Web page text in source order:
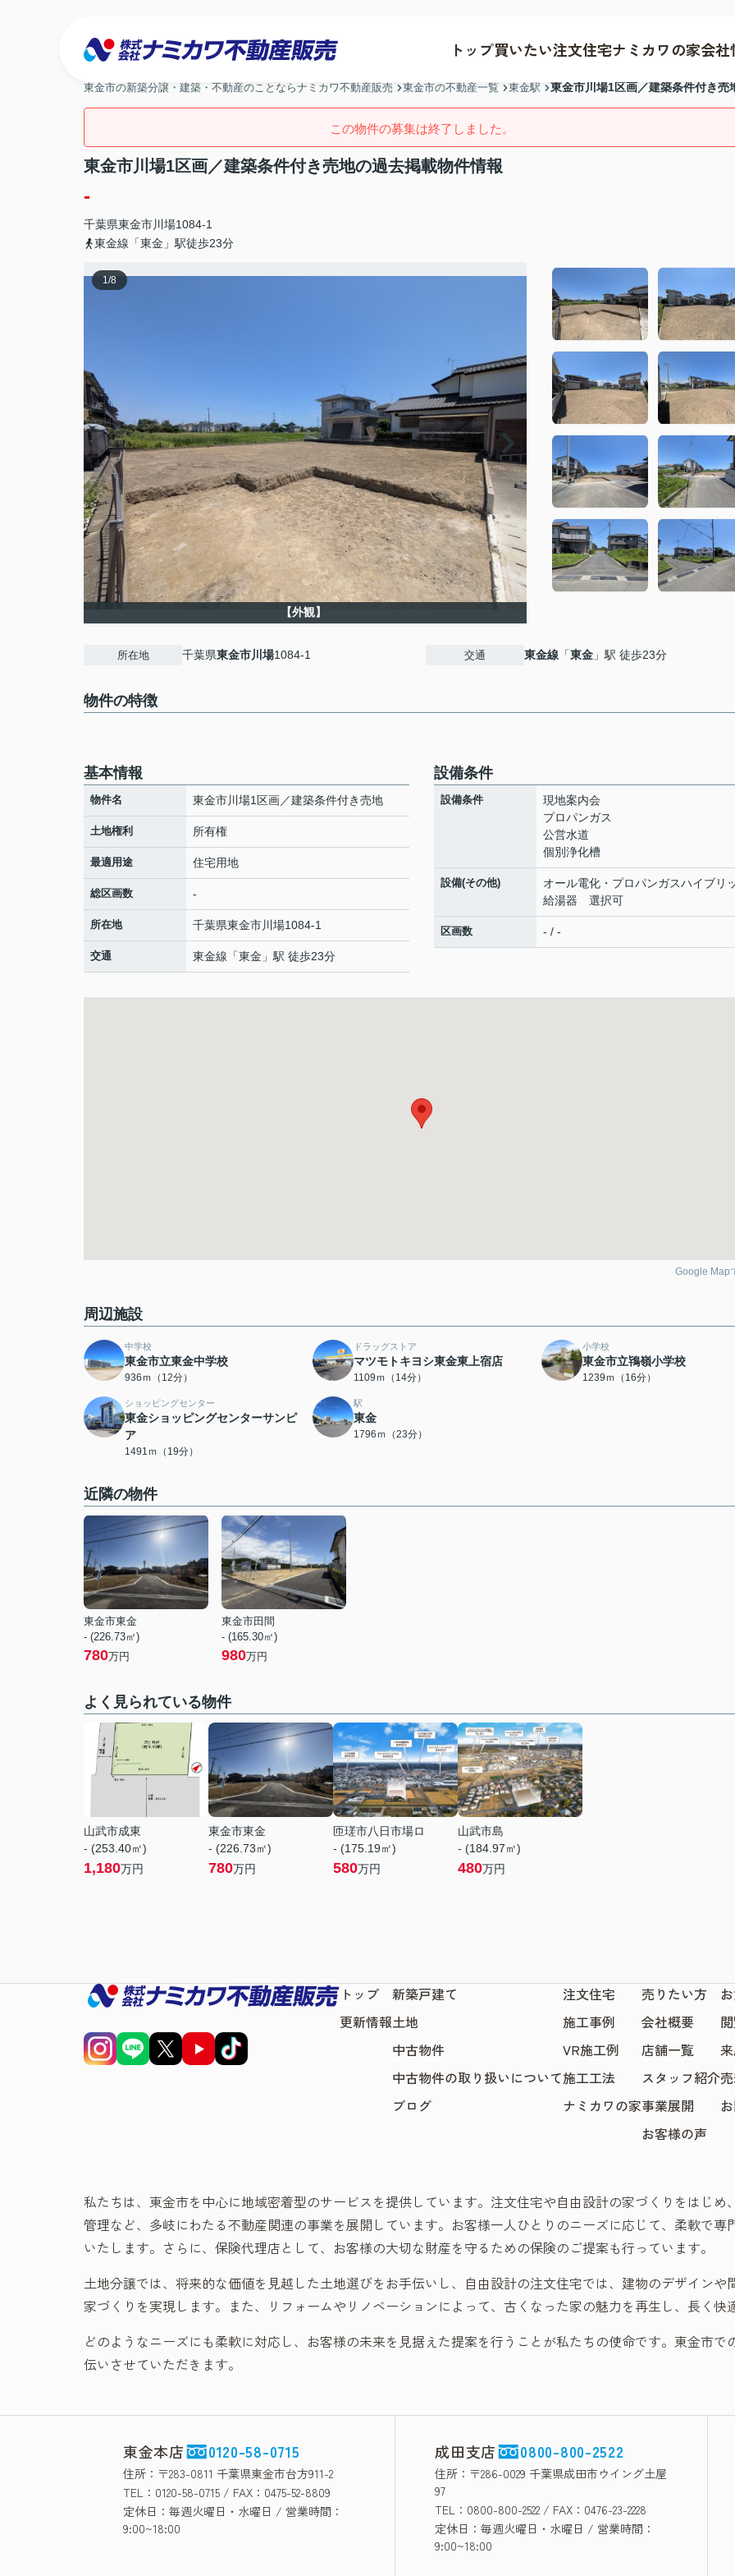
トップ買いたい注文住宅ナミカワの家会社
東金市の新築分譲・建築・不動産のことならナミカワ不動産販売 東金市の不動産一覧 東金駅 東金市川場1区画／建築条件付き売
この物件の募集は終了しました。
東金市川場1区画／建築条件付き売地の過去掲載物件情報
-
千葉県東金市川場1084-1
東金線「東金」駅徒歩23分
1/8
【外観】
所在地 千葉県東金市川場1084-1 交通 東金線 「東金 」駅 徒歩23分
物件の特徴
基本情報
物件名 東金市川場1区画／建築条件付き売地
土地権利 所有権
最適用途 住宅用地
総区画数 -
所在地 千葉県東金市川場1084-1
交通 東金線 「東金 」駅 徒歩23分
設備条件
設備条件
現地案内会
プロパンガス
公営水道
個別浄化槽
設備(その他)
オール電化・プロパンガスハイブリ
給湯器 選択可
区画数 - / -
Google Map
周辺施設
中学校
東金市立東金中学校
936ｍ（12分）
ドラッグストア
マツモトキヨシ東金東上宿店
1109ｍ（14分）
小学校
東金市立鴇嶺小学校
1239ｍ（16分）
ショッピングセンター
東金ショッピングセンターサンピ
ア
1491ｍ（19分）
駅
東金
1796ｍ（23分）
近隣の物件
東金市東金
- (226.73㎡)
780万円
東金市田間
- (165.30㎡)
980万円
よく見られている物件
山武市成東
- (253.40㎡)
1,180万円
東金市東金
- (226.73㎡)
780万円
匝瑳市八日市場ロ
- (175.19㎡)
580万円
山武市島
- (184.97㎡)
480万円
トップ
更新情報
新築戸建て
土地
中古物件
中古物件の取り扱いについて
ブログ
注文住宅
施工事例
VR施工例
施工工法
ナミカワの家
売りたい方
会社概要
店舗一覧
スタッフ紹介
事業展開
お客様の声
私たちは、東金市を中心に地域密着型のサービスを提供しています。注文住宅や自由設計の家づくりをはじ
管理など、多岐にわたる不動産関連の事業を展開しています。お客様一人ひとりのニーズに応じて、柔軟で
いたします。さらに、保険代理店として、お客様の大切な財産を守るための保険のご提案も行っています。
土地分譲では、将来的な価値を見越した土地選びをお手伝いし、自由設計の注文住宅では、建物のデザイン
家づくりを実現します。また、リフォームやリノベーションによって、古くなった家の魅力を再生し、長く
どのようなニーズにも柔軟に対応し、お客様の未来を見据えた提案を行うことが私たちの使命です。東金市
伝いさせていただきます。
東金本店 0120-58-0715
住所：〒283-0811 千葉県東金市台方911-2
TEL：0120-58-0715 / FAX：0475-52-8809
定休日：毎週火曜日・水曜日 / 営業時間：
9:00~18:00
成田支店 0800-800-2522
住所：〒286-0029 千葉県成田市ウイング土屋
97
TEL：0800-800-2522 / FAX：0476-23-2228
定休日：毎週火曜日・水曜日 / 営業時間：
9:00~18:00